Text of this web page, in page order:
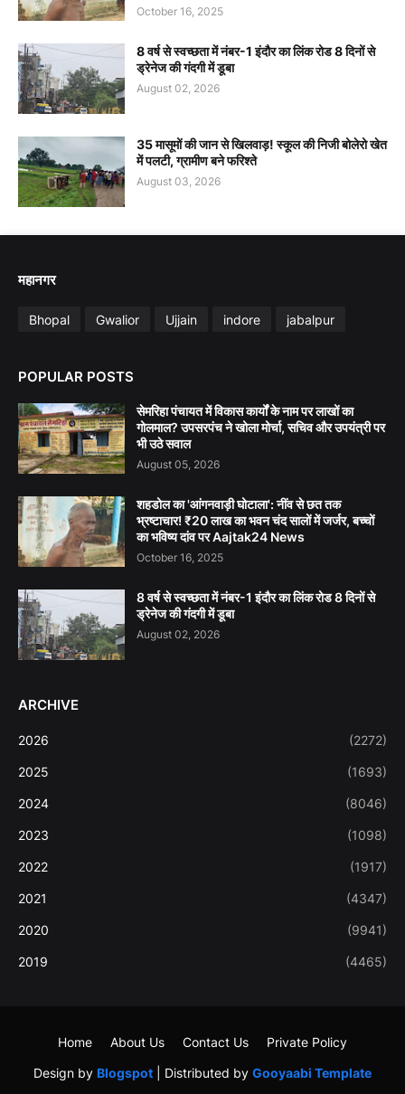
October 16, 2025
8 वर्ष से स्वच्छता में नंबर-1 इंदौर का लिंक रोड 8 दिनों से
ड्रेनेज की गंदगी में डूबा
August 02, 2026
35 मासूमों की जान से खिलवाड़! स्कूल की निजी बोलेरो खेत
में पलटी, ग्रामीण बने फरिश्ते
August 03, 2026
महानगर
Bhopal Gwalior Ujjain indore jabalpur
POPULAR POSTS
सेमरिहा पंचायत में विकास कार्यों के नाम पर लाखों का
गोलमाल? उपसरपंच ने खोला मोर्चा, सचिव और उपयंत्री पर
भी उठे सवाल
August 05, 2026
शहडोल का 'आंगनवाड़ी घोटाला': नींव से छत तक
भ्रष्टाचार! ₹20 लाख का भवन चंद सालों में जर्जर, बच्चों
का भविष्य दांव पर Aajtak24 News
October 16, 2025
8 वर्ष से स्वच्छता में नंबर-1 इंदौर का लिंक रोड 8 दिनों से
ड्रेनेज की गंदगी में डूबा
August 02, 2026
ARCHIVE
2026 (2272)
2025 (1693)
2024 (8046)
2023 (1098)
2022 (1917)
2021 (4347)
2020 (9941)
2019 (4465)
Design by Blogspot | Distributed by Gooyaabi Template
Home About Us Contact Us Private Policy